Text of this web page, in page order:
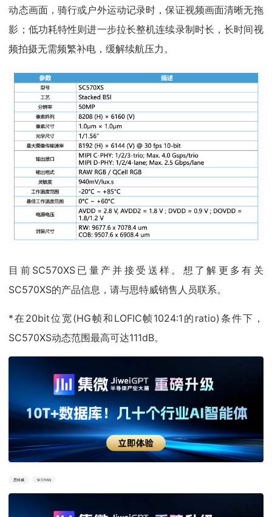
动态画面，骑行或户外运动记录时，保证视频画面清晰无拖
影；低功耗特性则进一步拉长整机连续录制时长，长时间视
频拍摄无需频繁补电，缓解续航压力。
目前SC570XS已量产并接受送样。想了解更多有关
SC570XS的产品信息，请与思特威销售人员联系。
*在20bit位宽(HG帧和LOFIC帧1024:1的ratio)条件下，
SC570XS动态范围最高可达111dB。
思特威 SC570XS